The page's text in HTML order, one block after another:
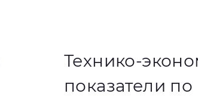
Технико-
показатели